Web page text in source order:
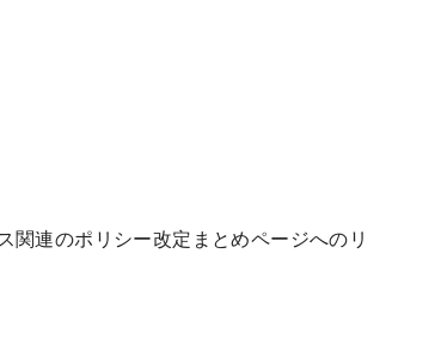
関連のポリシー改定まとめページへのリ